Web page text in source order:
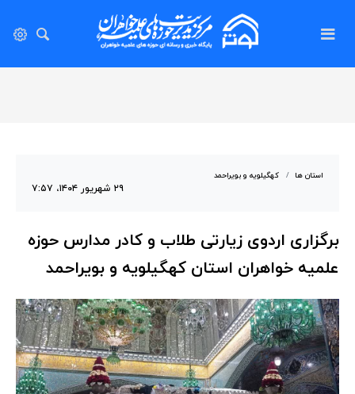
استان ها کهگیلویه و بویراحمد
۲۹ شهریور ۱۴۰۴، ۷:۵۷
برگزاری اردوی زیارتی طلاب و کادر مدارس حوزه
علمیه خواهران استان کهگیلویه و بویراحمد